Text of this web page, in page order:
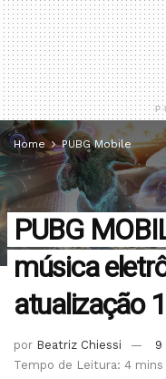
Home PUBG Mobile
PUBG
música
atualização
por Beatriz Chiessi
9
Tempo de Leitura: 4 mins